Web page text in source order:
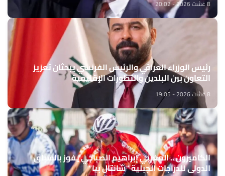
8 غشت 2026 - 20:02
رئيس الوزراء العراقي والرئيس الفرنسي يبحثان تعزيز
التعاون بين البلدين والتطورات الإقليمية
8 غشت 2026 - 19:05
الكاميرون .. المغربي إبراهيم الصباحي يفوز بالسباق
الدولي للدراجات الجبلية "شانتال بيا"